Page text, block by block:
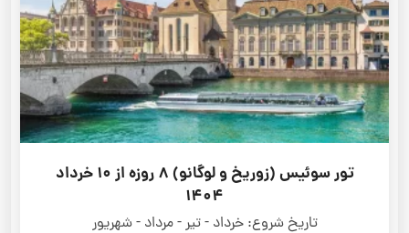
تور سوئیس (زوریخ و لوگانو) 8 روزه از 10 خرداد
1404
تاریخ شروع: خرداد - تیر - مرداد - شهریور